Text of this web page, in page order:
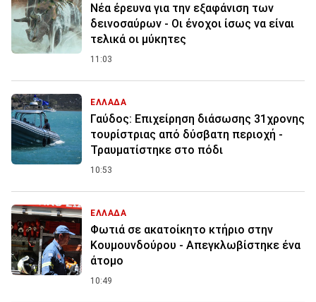
Νέα έρευνα για την εξαφάνιση των
δεινοσαύρων - Οι ένοχοι ίσως να είναι
τελικά οι μύκητες
11:03
ΕΛΛΑΔΑ
Γαύδος: Επιχείρηση διάσωσης 31χρονης
τουρίστριας από δύσβατη περιοχή -
Τραυματίστηκε στο πόδι
10:53
ΕΛΛΑΔΑ
Φωτιά σε ακατοίκητο κτήριο στην
Κουμουνδούρου - Απεγκλωβίστηκε ένα
άτομο
10:49